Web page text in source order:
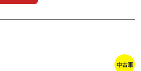
中古車